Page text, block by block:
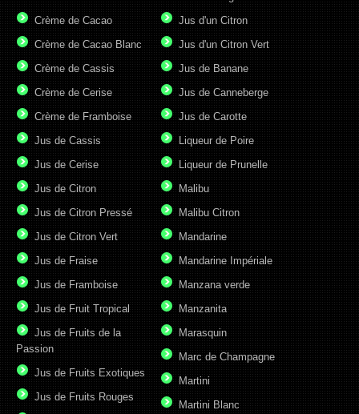
Crème de Cacao
Crème de Cacao Blanc
Crème de Cassis
Crème de Cerise
Crème de Framboise
Jus d'un Citron
Jus d'un Citron Vert
Jus de Banane
Jus de Canneberge
Jus de Carotte
Jus de Cassis
Jus de Cerise
Jus de Citron
Jus de Citron Pressé
Jus de Citron Vert
Jus de Fraise
Jus de Framboise
Jus de Fruit Tropical
Jus de Fruits de la
Passion
Jus de Fruits Exotiques
Jus de Fruits Rouges
Liqueur de Poire
Liqueur de Prunelle
Malibu
Malibu Citron
Mandarine
Mandarine Impériale
Manzana verde
Manzanita
Marasquin
Marc de Champagne
Martini
Martini Blanc